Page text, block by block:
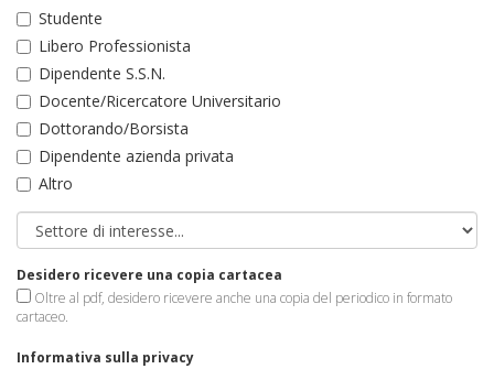
Studente
Libero Professionista
Dipendente S.S.N.
Docente/Ricercatore Universitario
Dottorando/Borsista
Dipendente azienda privata
Altro
Desidero ricevere una copia cartacea
Oltre al pdf, desidero ricevere anche una copia del periodico in formato
cartaceo.
Informativa sulla privacy